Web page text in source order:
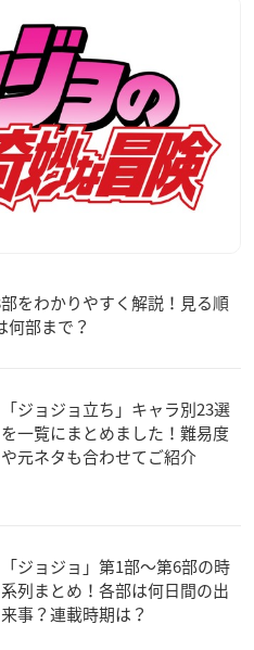
をわかりやすく解説！見る順
部まで？
「ジョジョ立ち」キャラ別23選
を一覧にまとめました！難易度
や元ネタも合わせてご紹介
「ジョジョ」第1部〜第6部の時
系列まとめ！各部は何日間の出
来事？連載時期は？